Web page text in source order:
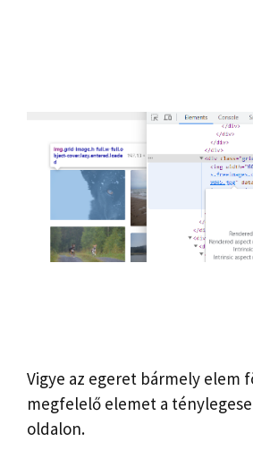
Vigye az egeret bármely elem
megfelelő elemet a
oldalon.